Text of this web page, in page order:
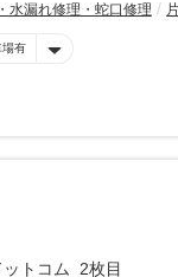
水漏れ修理・蛇口修理
場有